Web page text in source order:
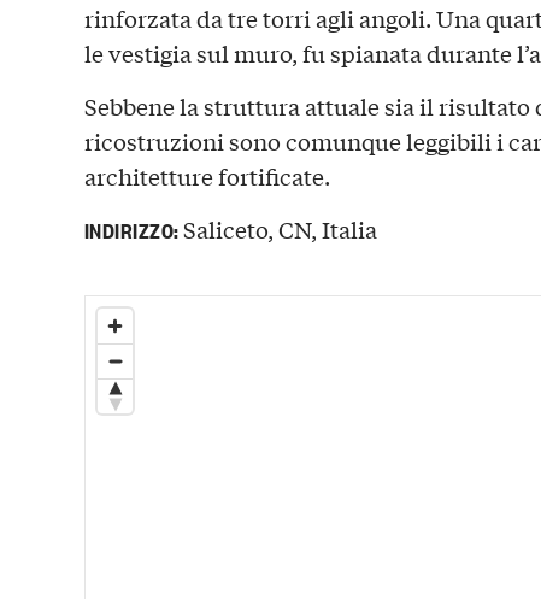
rinforzata da tre torri agli angoli. Una
le vestigia sul muro, fu spianata durante
Sebbene la struttura attuale sia il risultato
ricostruzioni sono comunque leggibili i
architetture fortificate.
INDIRIZZO:Saliceto, CN, Italia